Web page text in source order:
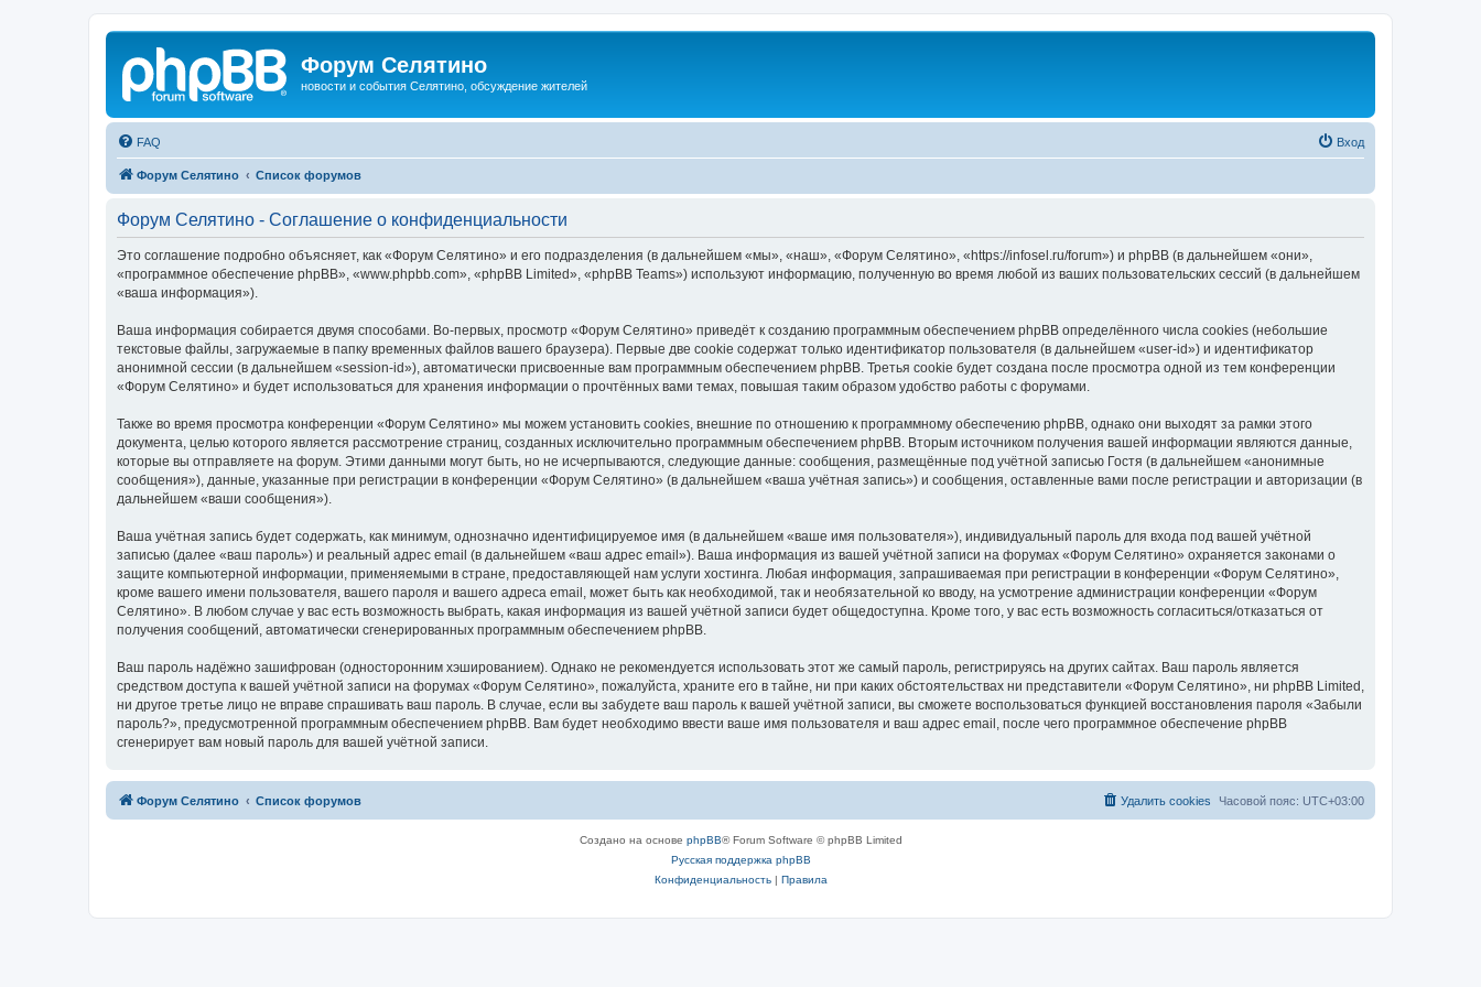
Форум Селятино
новости и события Селятино, обсуждение жителей
FAQ Вход
Форум Селятино Список форумов
Форум Селятино - Соглашение о конфиденциальности
Это соглашение подробно объясняет, как «Форум Селятино» и его подразделения (в дальнейшем «мы», «наш», «Форум Селятино», «https://infosel.ru/forum») и phpBB (в дальнейшем «они»,
«программное обеспечение phpBB», «www.phpbb.com», «phpBB Limited», «phpBB Teams») используют информацию, полученную во время любой из ваших пользовательских сессий (в дальнейшем
«ваша информация»).
Ваша информация собирается двумя способами. Во-первых, просмотр «Форум Селятино» приведёт к созданию программным обеспечением phpBB определённого числа cookies (небольшие
текстовые файлы, загружаемые в папку временных файлов вашего браузера). Первые две cookie содержат только идентификатор пользователя (в дальнейшем «user-id») и идентификатор
анонимной сессии (в дальнейшем «session-id»), автоматически присвоенные вам программным обеспечением phpBB. Третья cookie будет создана после просмотра одной из тем конференции
«Форум Селятино» и будет использоваться для хранения информации о прочтённых вами темах, повышая таким образом удобство работы с форумами.
Также во время просмотра конференции «Форум Селятино» мы можем установить cookies, внешние по отношению к программному обеспечению phpBB, однако они выходят за рамки этого
документа, целью которого является рассмотрение страниц, созданных исключительно программным обеспечением phpBB. Вторым источником получения вашей информации являются данные,
которые вы отправляете на форум. Этими данными могут быть, но не исчерпываются, следующие данные: сообщения, размещённые под учётной записью Гостя (в дальнейшем «анонимные
сообщения»), данные, указанные при регистрации в конференции «Форум Селятино» (в дальнейшем «ваша учётная запись») и сообщения, оставленные вами после регистрации и авторизации (в
дальнейшем «ваши сообщения»).
Ваша учётная запись будет содержать, как минимум, однозначно идентифицируемое имя (в дальнейшем «ваше имя пользователя»), индивидуальный пароль для входа под вашей учётной
записью (далее «ваш пароль») и реальный адрес email (в дальнейшем «ваш адрес email»). Ваша информация из вашей учётной записи на форумах «Форум Селятино» охраняется законами о
защите компьютерной информации, применяемыми в стране, предоставляющей нам услуги хостинга. Любая информация, запрашиваемая при регистрации в конференции «Форум Селятино»,
кроме вашего имени пользователя, вашего пароля и вашего адреса email, может быть как необходимой, так и необязательной ко вводу, на усмотрение администрации конференции «Форум
Селятино». В любом случае у вас есть возможность выбрать, какая информация из вашей учётной записи будет общедоступна. Кроме того, у вас есть возможность согласиться/отказаться от
получения сообщений, автоматически сгенерированных программным обеспечением phpBB.
Ваш пароль надёжно зашифрован (односторонним хэшированием). Однако не рекомендуется использовать этот же самый пароль, регистрируясь на других сайтах. Ваш пароль является
средством доступа к вашей учётной записи на форумах «Форум Селятино», пожалуйста, храните его в тайне, ни при каких обстоятельствах ни представители «Форум Селятино», ни phpBB Limited,
ни другое третье лицо не вправе спрашивать ваш пароль. В случае, если вы забудете ваш пароль к вашей учётной записи, вы сможете воспользоваться функцией восстановления пароля «Забыли
пароль?», предусмотренной программным обеспечением phpBB. Вам будет необходимо ввести ваше имя пользователя и ваш адрес email, после чего программное обеспечение phpBB
сгенерирует вам новый пароль для вашей учётной записи.
Форум Селятино Список форумов Часовой пояс: UTC+03:00
Удалить cookies
Создано на основе phpBB® Forum Software © phpBB Limited
Русская поддержка phpBB
Конфиденциальность| Правила